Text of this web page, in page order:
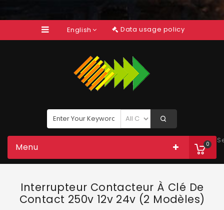
English Data usage policy
0
Menu
Interrupteur Contacteur À Clé De
Contact 250v 12v 24v (2 Modèles)